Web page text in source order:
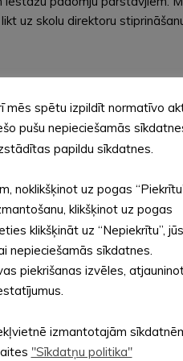
uz skolu direktoru
novērtējumu.
citas tuvumā esošās
atalgojumu.
Izglītības un zinātnes
balstīts. Viņa uzsvēra, ka
veic padziļinātu katras
labāku atalgojumu
mēs spētu izpildīt normatīvo
pušu nepieciešamās
papildu sīkdatnes.
noklikšķinot uz pogas
klikšķinot uz pogas
klikšķināt uz “Nepiekrītu”,
nepieciešamās sīkdatnes.
piekrišanas izvēles,
izmantotajām
"Sīkdatņu politika"